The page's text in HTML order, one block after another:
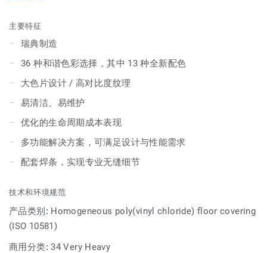
主要特征
瑞典制造
36 种和谐色彩选择，其中 13 种全新配色
大色片设计 / 高对比度纹理
易清洁、易维护
优化的生命周期成本表现
多功能解决方案，可满足设计与性能需求
配套焊条，实现专业无缝细节
技术和环境规范
产品类别: Homogeneous poly(vinyl chloride) floor covering
(ISO 10581)
商用分类:34 Very Heavy